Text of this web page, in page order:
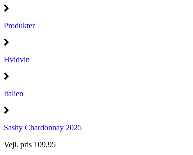
Produkter
Hvidvin
Italien
Sashy Chardonnay 2025
Vejl. pris 109,95